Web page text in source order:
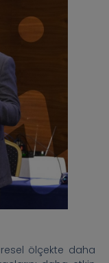
ölçekte daha